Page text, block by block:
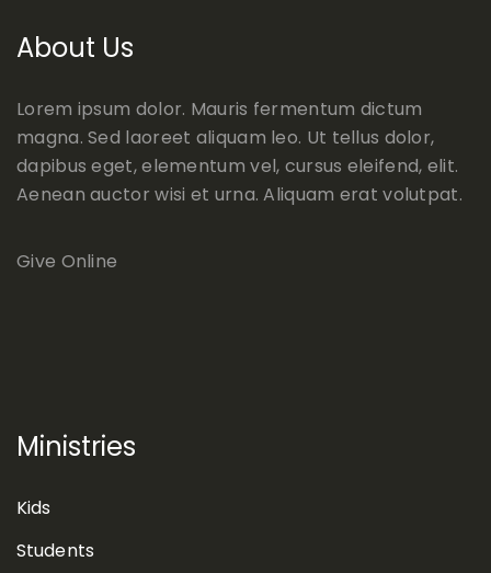
About Us
Lorem ipsum dolor. Mauris fermentum dictum
magna. Sed laoreet aliquam leo. Ut tellus dolor,
dapibus eget, elementum vel, cursus eleifend, elit.
Aenean auctor wisi et urna. Aliquam erat volutpat.
Give Online
Ministries
Kids
Students